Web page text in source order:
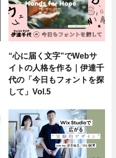
“心に届く文字”でWebサ
イトの人格を作る｜伊達千
代の「今日もフォントを探
して」Vol.5